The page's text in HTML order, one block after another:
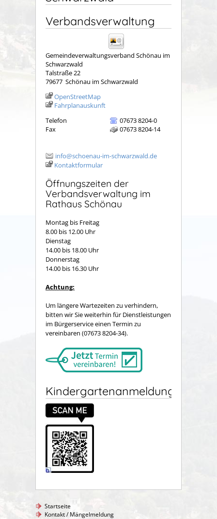
Verbandsverwaltung
Gemeindeverwaltungsverband Schönau im
Schwarzwald
Talstraße 22
79677 Schönau im Schwarzwald
OpenStreetMap
Fahrplanauskunft
Telefon
07673 8204-0
Fax
07673 8204-14
info@schoenau-im-schwarzwald.de
Kontaktformular
Öffnungszeiten der
Verbandsverwaltung im
Rathaus Schönau
Montag bis Freitag
8.00 bis 12.00 Uhr
Dienstag
14.00 bis 18.00 Uhr
Donnerstag
14.00 bis 16.30 Uhr
Achtung:
Um längere Wartezeiten zu verhindern,
bitten wir Sie weiterhin für Dienstleistungen
im Bürgerservice einen Termin zu
vereinbaren (07673 8204-34).
Kindergartenanmeldung
Startseite
Kontakt / Mängelmeldung